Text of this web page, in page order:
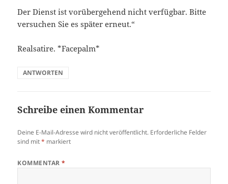
Der Dienst ist vorübergehend nicht verfügbar. Bitte
versuchen Sie es später erneut.“
Realsatire. *Facepalm*
ANTWORTEN
Schreibe einen Kommentar
Deine E-Mail-Adresse wird nicht veröffentlicht. Erforderliche Felder
sind mit* markiert
KOMMENTAR*